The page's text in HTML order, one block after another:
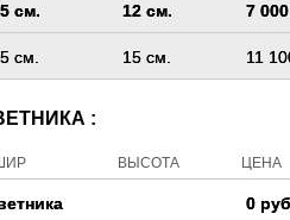
см. 12 см. 7
см. 15 см. 11
:
ВЫСОТА ЦЕНА
0